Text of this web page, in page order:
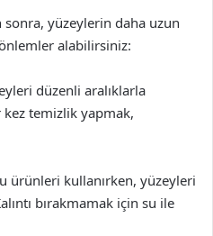
yüzeylerin daha uzun
alabilirsiniz:
düzenli aralıklarla
temizlik yapmak,
kullanırken, yüzeyleri
bırakmamak için su ile